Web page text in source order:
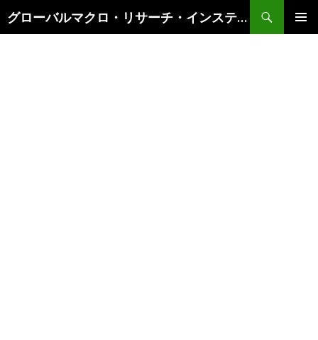
グローバルマクロ・リサーチ・インスティテュート
索